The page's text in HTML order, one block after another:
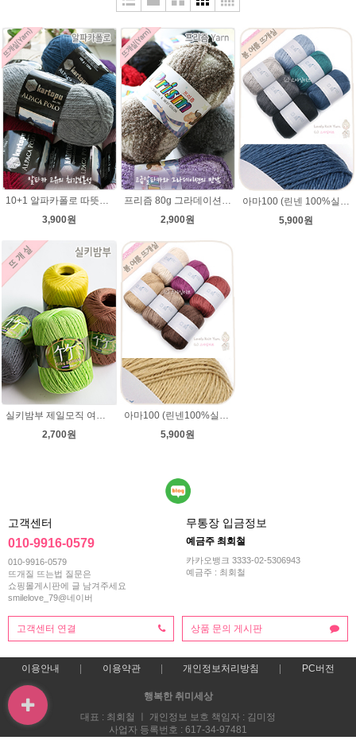
10+1 알파카폴로 따뜻한 뜨개질 겨울털실
3,900원
프리즘 80g 그라데이션 나염뜨개실 알파카울 목도리뜨기 뜨게실 뜨개질실
2,900원
아마100 (린넨 100%실) 뜨개질 뜨개실(뜨게질실) 코바늘 린넨사 가방 미산가 여름 팔찌 햄프끈
5,900원
실키밤부 제일모직 여름뜨개실 레이스뜨기 뜨개질 뜨개실(뜨게질실) 태팅레이스
2,700원
아마100 (린넨100%실)여름 뜨개실 털실 (뜨게질실) 코바늘 린넨사 가방 미산가 팔찌 햄프끈
5,900원
고객센터
010-9916-0579
010-9916-0579
뜨개질 뜨는법 질문은
쇼핑몰게시판에 글 남겨주세요
smilelove_79@네이버
무통장 입금정보
예금주 최회철
카카오뱅크 3333-02-5306943
예금주 : 최회철
고객센터 연결 상품 문의 게시판
이용안내 이용약관 개인정보처리방침 PC버전
행복한 취미세상
대표 : 최회철 ㅣ 개인정보 보호 책임자 : 김미정
사업자 등록번호 : 617-34-97481